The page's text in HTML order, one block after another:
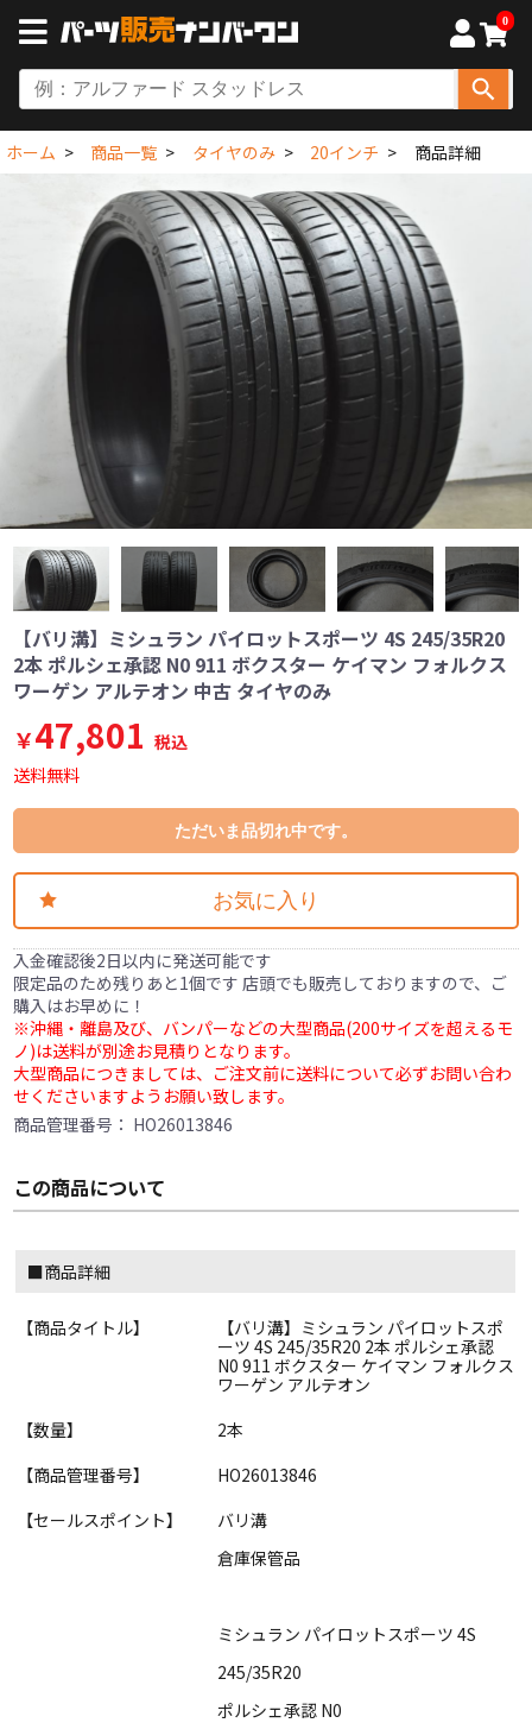
0
ホーム 商品一覧 タイヤのみ 20インチ 商品詳細
【バリ溝】ミシュラン パイロットスポーツ 4S 245/35R20
2本 ポルシェ承認 N0 911 ボクスター ケイマン フォルクス
ワーゲン アルテオン 中古 タイヤのみ
￥47,801 税込
送料無料
ただいま品切れ中です。
お気に入り
入金確認後2日以内に発送可能です
限定品のため残りあと1個です 店頭でも販売しておりますので、ご
購入はお早めに！
※沖縄・離島及び、バンパーなどの大型商品(200サイズを超えるモ
ノ)は送料が別途お見積りとなります。
大型商品につきましては、ご注文前に送料について必ずお問い合わ
せくださいますようお願い致します。
商品管理番号： HO26013846
この商品について
■商品詳細
【商品タイトル】
【バリ溝】ミシュラン パイロットスポ
ーツ 4S 245/35R20 2本 ポルシェ承認
N0 911 ボクスター ケイマン フォルクス
ワーゲン アルテオン
【数量】
2本
【商品管理番号】
HO26013846
【セールスポイント】
バリ溝
倉庫保管品
ミシュラン パイロットスポーツ 4S
245/35R20
ポルシェ承認 N0